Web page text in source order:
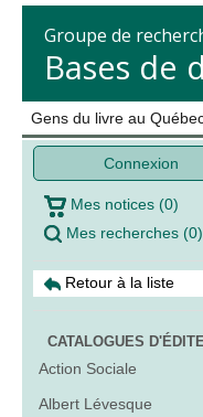
Groupe de
Bases de
Gens du livre au
Connexion
Mes notices (0)
Mes recherches (0)
Retour à la liste
CATALOGUES
Action Sociale
Albert Lévesque